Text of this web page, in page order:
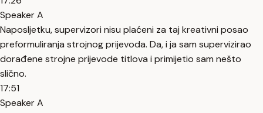
Speaker A
Naposljetku, supervizori nisu plaćeni za taj kreativni posao
preformuliranja strojnog prijevoda. Da, i ja sam supervizirao
dorađene strojne prijevode titlova i primijetio sam nešto
slično.
17:51
Speaker A